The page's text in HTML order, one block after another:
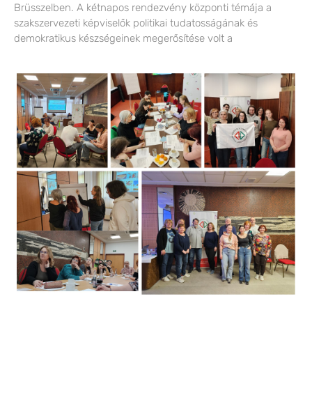
Brüsszelben. A kétnapos rendezvény központi témája a
szakszervezeti képviselők politikai tudatosságának és
demokratikus készségeinek megerősítése volt a